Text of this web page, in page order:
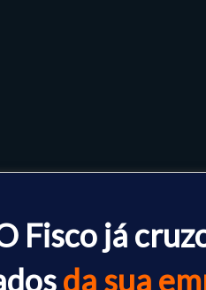
Fisco já
da sua